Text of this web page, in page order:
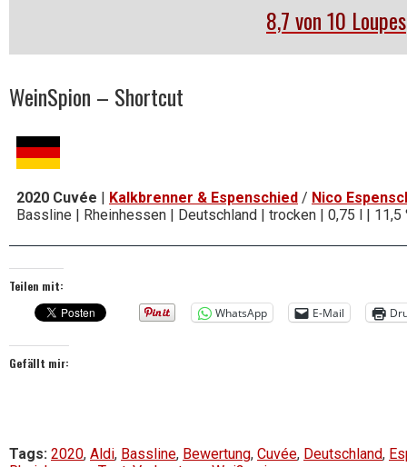
8,7 von 10 Loupes
WeinSpion – Shortcut
2020 Cuvée | Kalkbrenner & Espenschied / Nico
Bassline | Rheinhessen | Deutschland | trocken | 0,75 l |
Teilen mit:
WhatsApp
E-Mail
Gefällt mir:
Tags: 2020, Aldi, Bassline, Bewertung, Cuvée, Deutschland,